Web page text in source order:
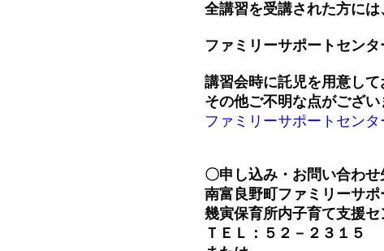
全講習を受講された方に
ファミリーサポートセン
講習会時に託児を用意し
その他ご不明な点がござい
ファミリーサポートセンタ
〇申し込み・お問い合わせ
南富良野町ファミリーサ
幾寅保育所内子育て支援セ
ＴＥＬ：５２－２３１５